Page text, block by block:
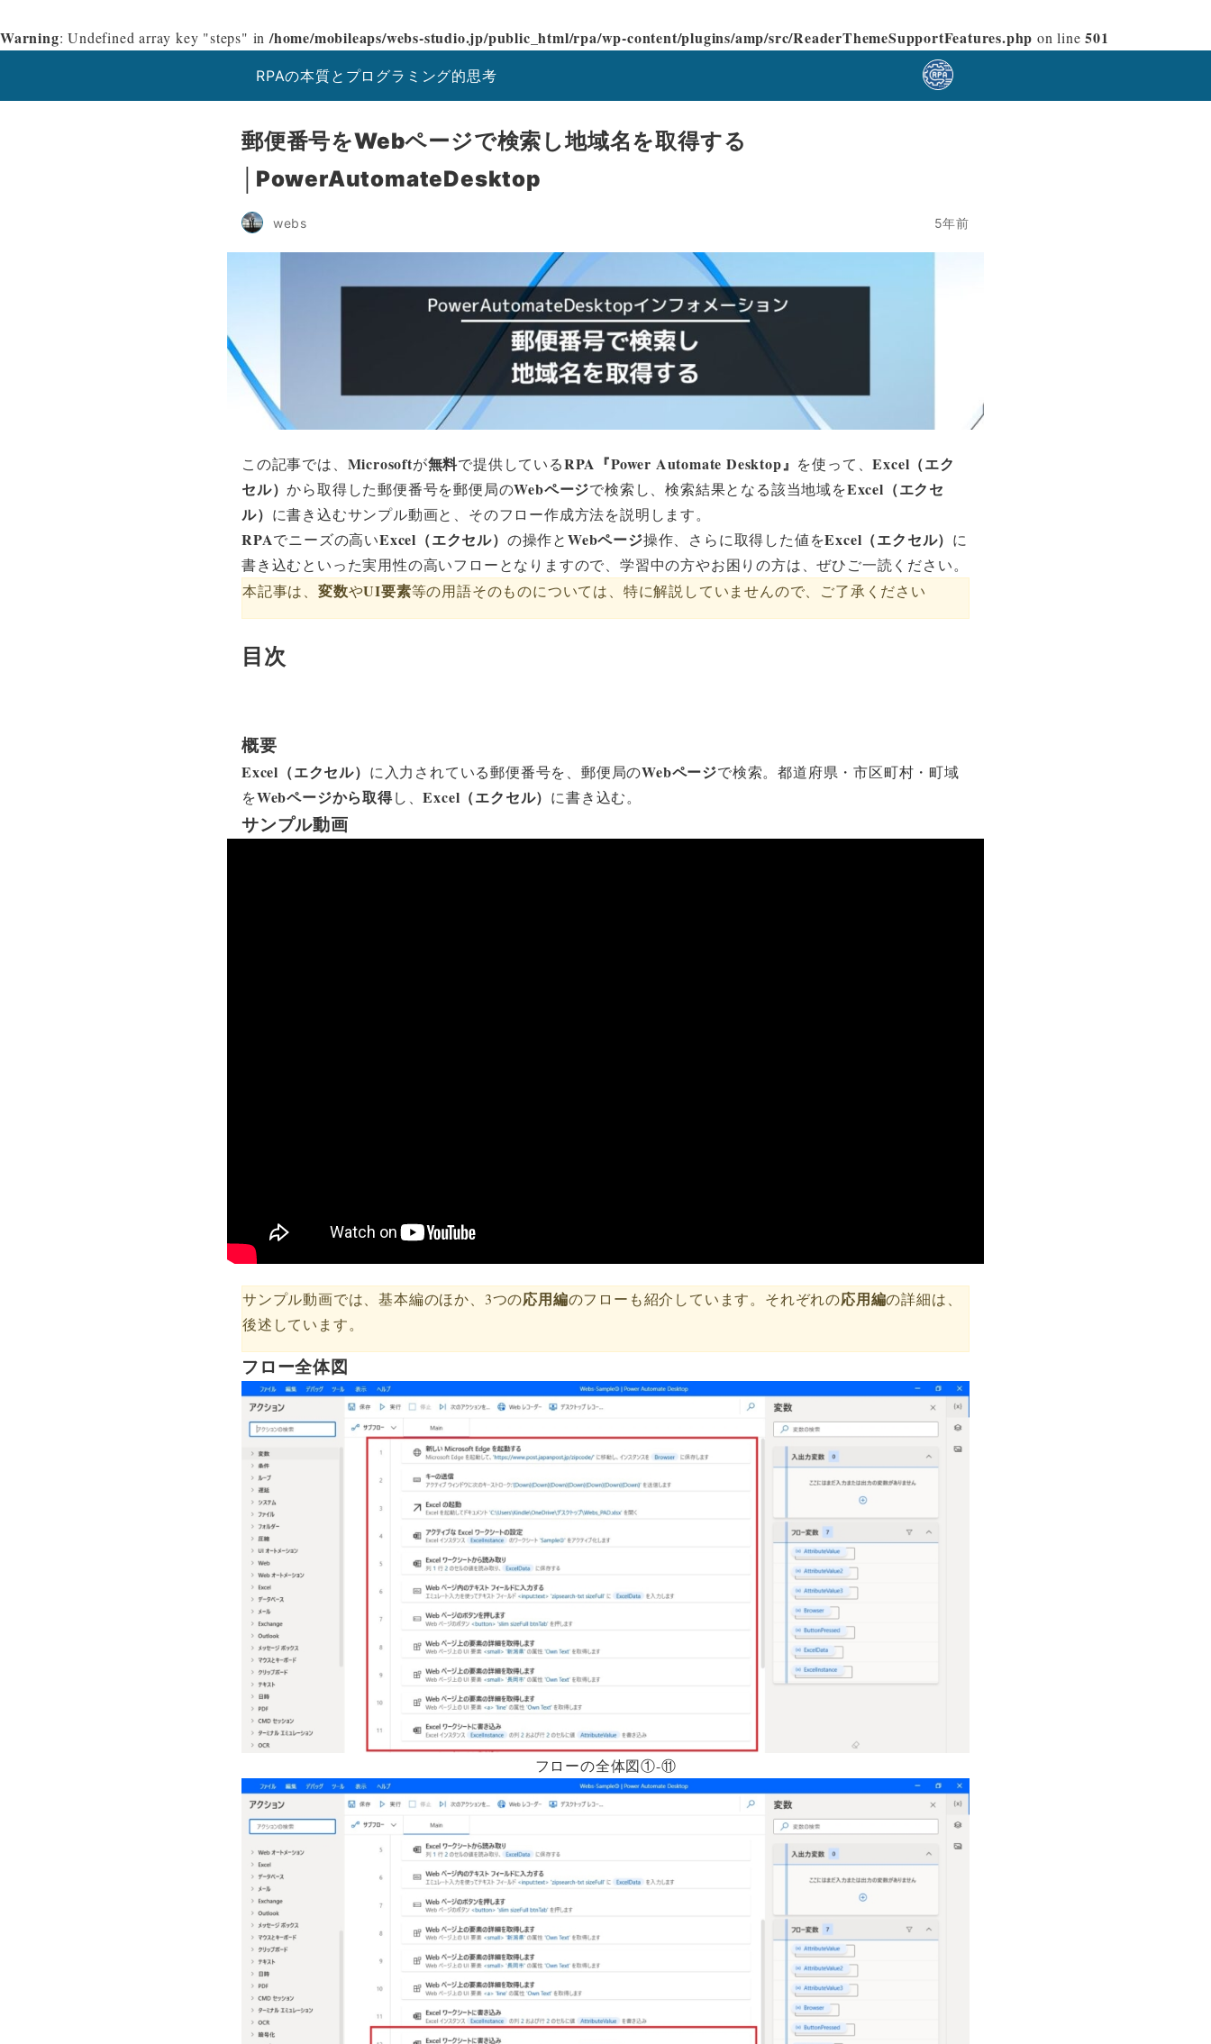
Warning: Undefined array key "steps" in/home/mobileaps/webs-studio.jp/public_html/rpa/wp-content/plugins/amp/src/ReaderThemeSupportFeatures.php on line501
RPAの本質とプログラミング的思考
郵便番号をWebページで検索し地域名を取得する
│PowerAutomateDesktop
webs 5年前
この記事では、 Microsoftが無料で提供しているRPA『Power Automate Desktop』 を使って、Excel（エク
セル）から取得した郵便番号を郵便局のWebページで検索し、検索結果となる該当地域をExcel（エクセ
ル） に書き込むサンプル動画と、そのフロー作成方法を説明します。
RPAでニーズの高いExcel（エクセル） の操作とWebページ操作、さらに取得した値をExcel（エクセル） に
書き込むといった実用性の高いフローとなりますので、学習中の方やお困りの方は、ぜひご一読ください。
本記事は、 変数やUI要素等の用語そのものについては、特に解説していませんので、ご了承ください
目次
概要
Excel（エクセル） に入力されている郵便番号を、郵便局のWebページで検索。都道府県・市区町村・町域
をWebページから取得し、Excel（エクセル） に書き込む。
サンプル動画
サンプル動画では、基本編のほか、3つの応用編のフローも紹介しています。それぞれの応用編の詳細は、
後述しています。
フロー全体図
フローの全体図①-⑪